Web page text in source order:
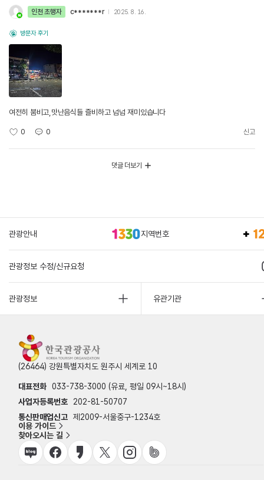
인천 초행자 c*******r 2025. 8. 16.
방문자 후기
여전히 붐비고,맛난음식들 즐비하고 넘넘 재미있습니다
0 0 신고
댓글 더보기
관광안내 지역번호
관광정보 수정/신규요청
관광정보 유관기관
(26464) 강원특별자치도 원주시 세계로 10
대표전화 033-738-3000 (유료, 평일 09시~18시)
사업자등록번호
202-81-50707
통신판매업신고 제2009-서울중구-1234호
이용 가이드
찾아오시는 길